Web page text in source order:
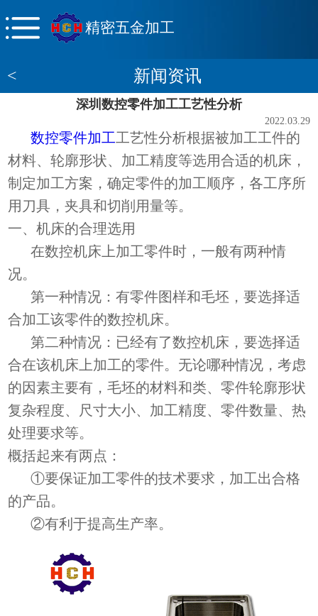
精密五金加工
< 新闻资讯
深圳数控零件加工工艺性分析
2022.03.29
数控零件加工工艺性分析根据被加工工件的
材料、轮廓形状、加工精度等选用合适的机床，
制定加工方案，确定零件的加工顺序，各工序所
用刀具，夹具和切削用量等。
一、机床的合理选用
在数控机床上加工零件时，一般有两种情
况。
第一种情况：有零件图样和毛坯，要选择适
合加工该零件的数控机床。
第二种情况：已经有了数控机床，要选择适
合在该机床上加工的零件。无论哪种情况，考虑
的因素主要有，毛坯的材料和类、零件轮廓形状
复杂程度、尺寸大小、加工精度、零件数量、热
处理要求等。
概括起来有两点：
①要保证加工零件的技术要求，加工出合格
的产品。
②有利于提高生产率。